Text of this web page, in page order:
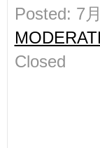
Posted: 7
Closed